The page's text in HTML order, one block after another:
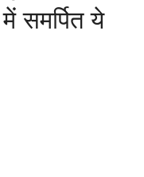
समर्पित ये